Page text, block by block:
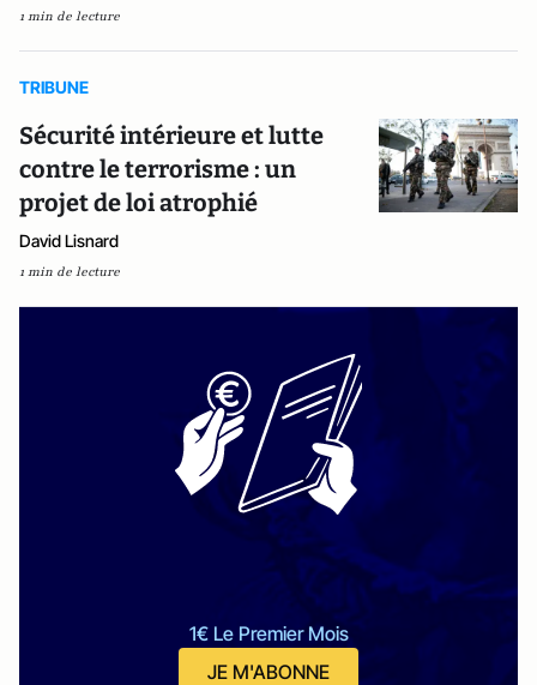
1 min de lecture
TRIBUNE
Sécurité intérieure et lutte
contre le terrorisme : un
projet de loi atrophié
David Lisnard
1 min de lecture
1€ Le Premier Mois
JE M'ABONNE